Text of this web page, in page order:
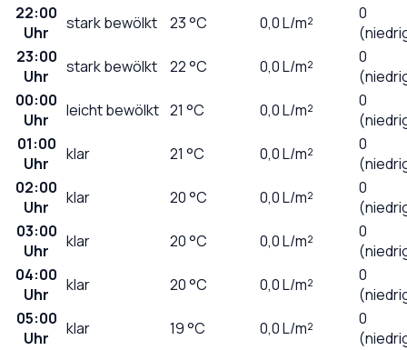
22:00
Uhr
stark bewölkt 23°C 0,0L/m²
0
23:00
Uhr
stark bewölkt 22°C 0,0L/m²
0
00:00
Uhr
leicht bewölkt 21 °C 0,0L/m²
0
01:00
Uhr
klar 21 °C 0,0L/m²
0
02:00
Uhr
klar 20°C 0,0L/m²
0
03:00
Uhr
klar 20°C 0,0L/m²
0
04:00
Uhr
klar 20°C 0,0L/m²
0
05:00
Uhr
klar 19°C 0,0L/m²
0